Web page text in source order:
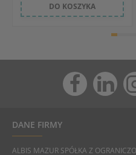
DO KOSZYKA
DANE FIRMY
ALBIS MAZUR SPÓŁKA Z